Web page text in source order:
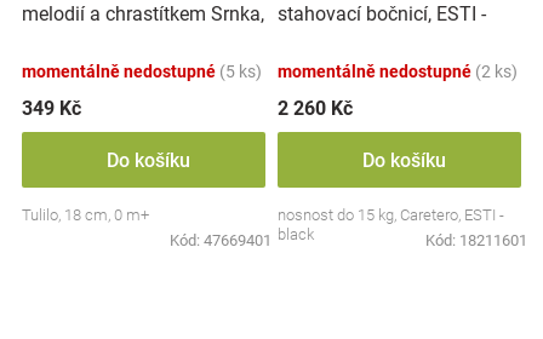
melodií a chrastítkem Srnka,
momentálně nedostupné (5 ks)
349 Kč
Do košíku
Tulilo, 18 cm, 0 m+
Kód: 47669401
stahovací bočnicí, ESTI -
momentálně nedostupné (2 ks)
2 260 Kč
Do košíku
nosnost do 15 kg, Caretero, ESTI -
black
Kód: 18211601